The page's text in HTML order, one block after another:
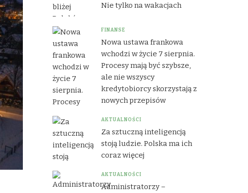
Nie tylko na wakacjach
FINANSE
Nowa ustawa frankowa
wchodzi w życie 7 sierpnia.
Procesy mają być szybsze,
ale nie wszyscy
kredytobiorcy skorzystają z
nowych przepisów
AKTUALNOŚCI
Za sztuczną inteligencją
stoją ludzie. Polska ma ich
coraz więcej
AKTUALNOŚCI
Administratorzy –